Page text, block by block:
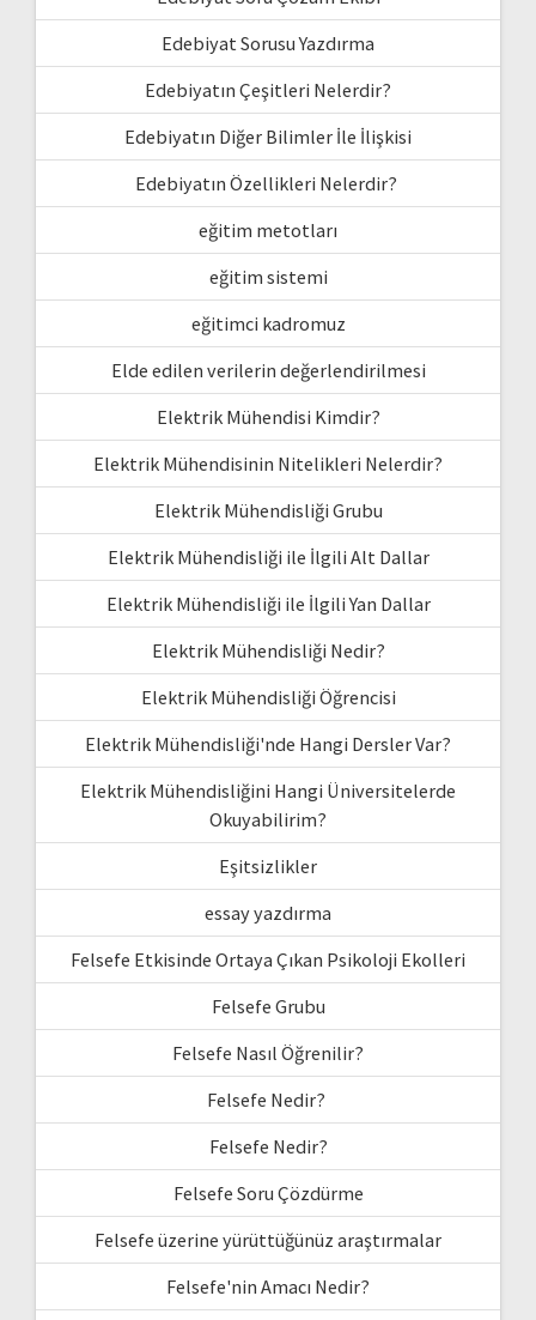
Edebiyat Sorusu Yazdırma
Edebiyatın Çeşitleri Nelerdir?
Edebiyatın Diğer Bilimler İle İlişkisi
Edebiyatın Özellikleri Nelerdir?
eğitim metotları
eğitim sistemi
eğitimci kadromuz
Elde edilen verilerin değerlendirilmesi
Elektrik Mühendisi Kimdir?
Elektrik Mühendisinin Nitelikleri Nelerdir?
Elektrik Mühendisliği Grubu
Elektrik Mühendisliği ile İlgili Alt Dallar
Elektrik Mühendisliği ile İlgili Yan Dallar
Elektrik Mühendisliği Nedir?
Elektrik Mühendisliği Öğrencisi
Elektrik Mühendisliği'nde Hangi Dersler Var?
Elektrik Mühendisliğini Hangi Üniversitelerde
Okuyabilirim?
Eşitsizlikler
essay yazdırma
Felsefe Etkisinde Ortaya Çıkan Psikoloji Ekolleri
Felsefe Grubu
Felsefe Nasıl Öğrenilir?
Felsefe Nedir?
Felsefe Nedir?
Felsefe Soru Çözdürme
Felsefe üzerine yürüttüğünüz araştırmalar
Felsefe'nin Amacı Nedir?